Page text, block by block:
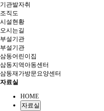
기관발자취
조직도
시설현황
오시는길
부설기관
부설기관
삼동어린이집
삼동지역아동센터
삼동재가방문요양센터
자료실
HOME
자료실